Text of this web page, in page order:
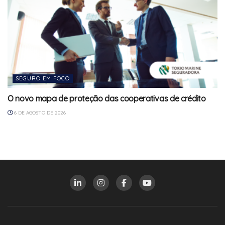
SEGURO EM FOCO
O novo mapa de proteção das cooperativas de crédito
6 DE AGOSTO DE 2026